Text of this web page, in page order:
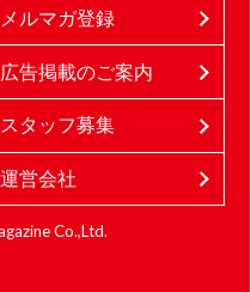
メルマガ登録
広告掲載のご案内
スタッフ募集
運営会社
Co.,Ltd.